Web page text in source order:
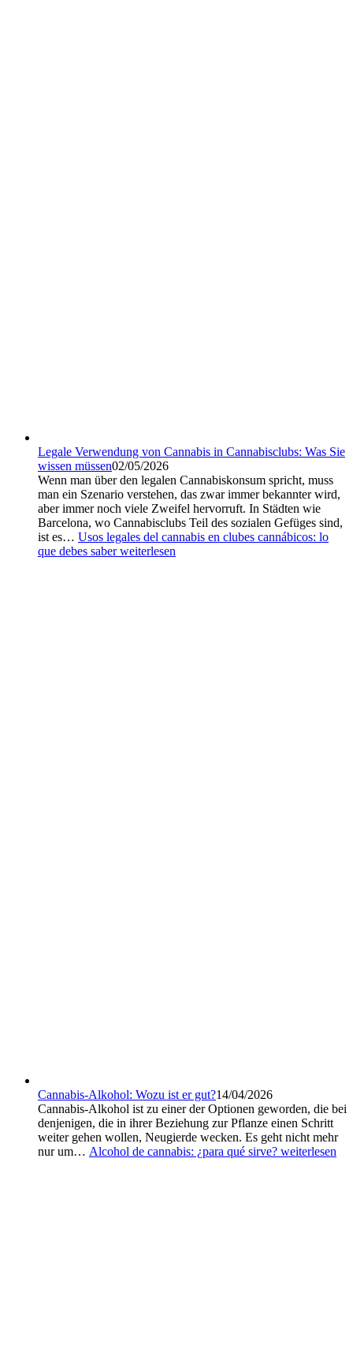
Legale Verwendung von Cannabis in Cannabisclubs: Was Sie
wissen müssen02/05/2026
Wenn man über den legalen Cannabiskonsum spricht, muss
man ein Szenario verstehen, das zwar immer bekannter wird,
aber immer noch viele Zweifel hervorruft. In Städten wie
Barcelona, wo Cannabisclubs Teil des sozialen Gefüges sind,
ist es… Usos legales del cannabis en clubes cannábicos: lo
que debes saberweiterlesen
Cannabis-Alkohol: Wozu ist er gut?14/04/2026
Cannabis-Alkohol ist zu einer der Optionen geworden, die bei
denjenigen, die in ihrer Beziehung zur Pflanze einen Schritt
weiter gehen wollen, Neugierde wecken. Es geht nicht mehr
nur um… Alcohol de cannabis: ¿para qué sirve? weiterlesen